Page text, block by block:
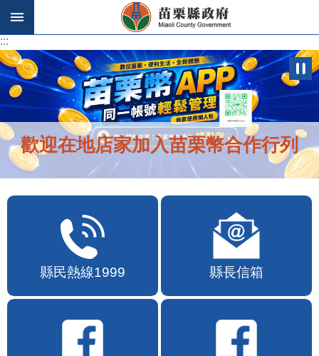
跳到主要內容區塊
:::
:::
歡迎在地店家加入苗栗幣合作行列
縣民熱線1999 縣長信箱